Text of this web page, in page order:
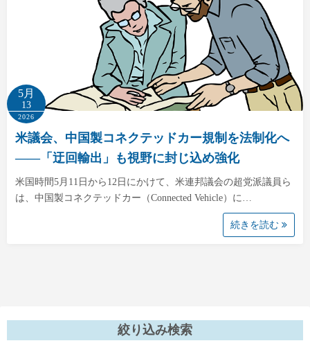
5月
13
2026
米議会、中国製コネクテッドカー規制を法制化へ
――「迂回輸出」も視野に封じ込め強化
米国時間5月11日から12日にかけて、米連邦議会の超党派議員ら
は、中国製コネクテッドカー（Connected Vehicle）に…
続きを読む
絞り込み検索